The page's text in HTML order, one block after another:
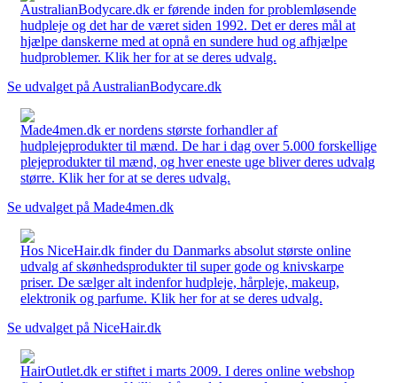
AustralianBodycare.dk er førende inden for problemløsende
hudpleje og det har de været siden 1992. Det er deres mål at
hjælpe danskerne med at opnå en sundere hud og afhjælpe
hudproblemer. Klik her for at se deres udvalg.
Se udvalget på AustralianBodycare.dk
Made4men.dk er nordens største forhandler af
hudplejeprodukter til mænd. De har i dag over 5.000 forskellige
plejeprodukter til mænd, og hver eneste uge bliver deres udvalg
større. Klik her for at se deres udvalg.
Se udvalget på Made4men.dk
Hos NiceHair.dk finder du Danmarks absolut største online
udvalg af skønhedsprodukter til super gode og knivskarpe
priser. De sælger alt indenfor hudpleje, hårpleje, makeup,
elektronik og parfume. Klik her for at se deres udvalg.
Se udvalget på NiceHair.dk
HairOutlet.dk er stiftet i marts 2009. I deres online webshop